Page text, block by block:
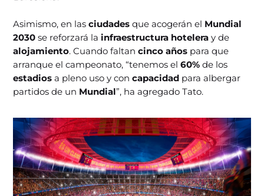
Asimismo, en lasciudadesque acogerán el Mundial
2030se reforzará lainfraestructura hoteleray de
alojamiento. Cuando faltancinco años para que
arranque el campeonato, “tenemos el60%de los
estadiosa pleno uso y concapacidad para albergar
partidos de un Mundial”, ha agregado Tato.